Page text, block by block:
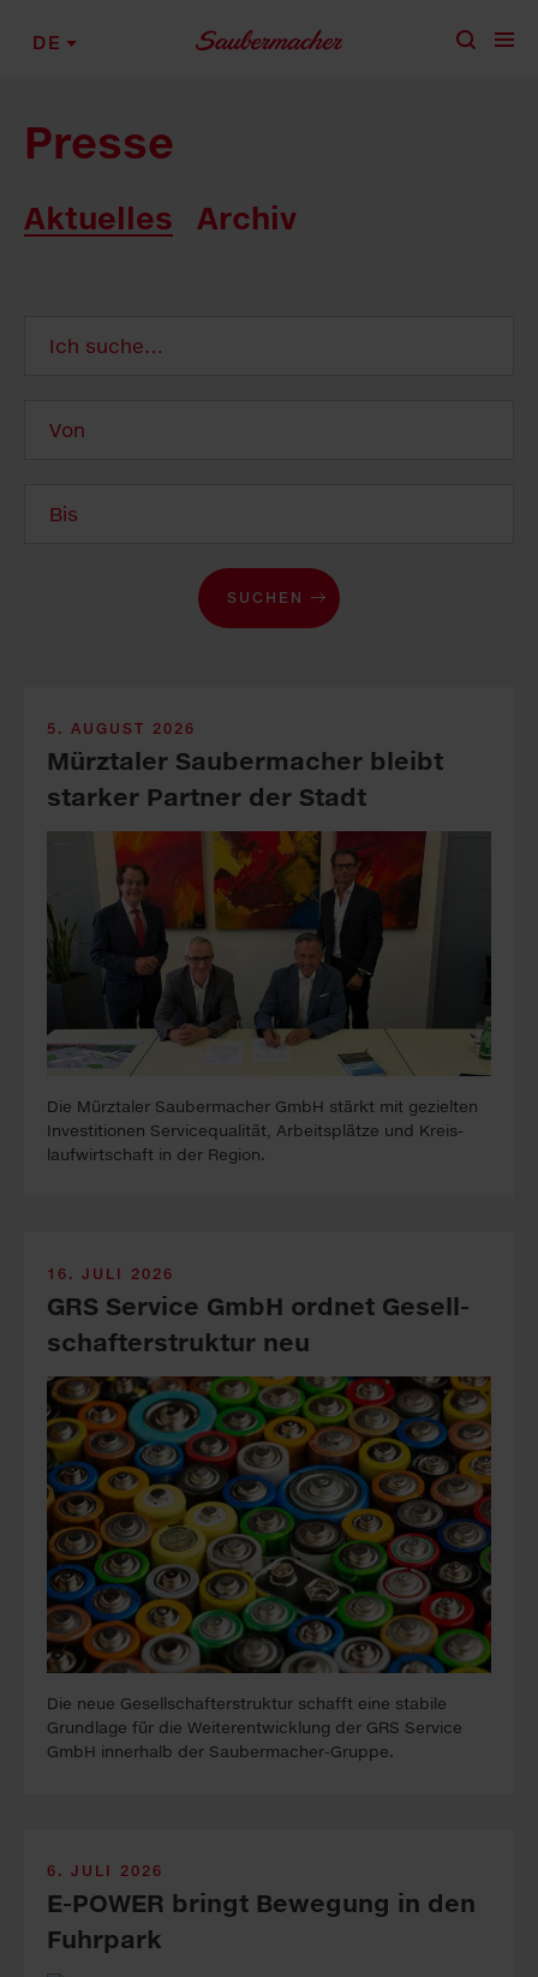
DE
Presse
Aktuelles Archiv
SUCHEN
5. AUGUST 2026
Mürztaler Sauber­macher bleibt
starker Part­ner der Stadt
Die Mürztaler Sauber­macher GmbH stärkt mit ge­zielten
In­vest­itionen Service­qualität, Arbeits­plätze und Kreis­
lauf­wirt­schaft in der Re­gion.
16. JULI 2026
GRS Service GmbH ord­net Ge­sell­
schaft­erstruk­tur neu
Die neue Ge­sell­schaft­erstrukt­ur schafft eine sta­bile
Grund­lage für die Weiter­entwicklung der GRS Service
GmbH inner­halb der Sauber­macher-Gruppe.
6. JULI 2026
E-POWER bringt Be­we­gung in den
Fuhr­park